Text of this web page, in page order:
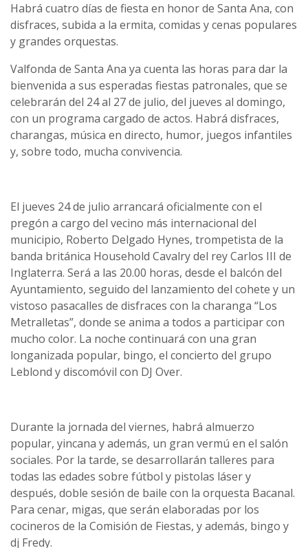
Habrá cuatro días de fiesta en honor de Santa Ana, con
disfraces, subida a la ermita, comidas y cenas populares
y grandes orquestas.
Valfonda de Santa Ana ya cuenta las horas para dar la
bienvenida a sus esperadas fiestas patronales, que se
celebrarán del 24 al 27 de julio, del jueves al domingo,
con un programa cargado de actos. Habrá disfraces,
charangas, música en directo, humor, juegos infantiles
y, sobre todo, mucha convivencia.
El jueves 24 de julio arrancará oficialmente con el
pregón a cargo del vecino más internacional del
municipio, Roberto Delgado Hynes, trompetista de la
banda británica Household Cavalry del rey Carlos III de
Inglaterra. Será a las 20.00 horas, desde el balcón del
Ayuntamiento, seguido del lanzamiento del cohete y un
vistoso pasacalles de disfraces con la charanga “Los
Metralletas”, donde se anima a todos a participar con
mucho color. La noche continuará con una gran
longanizada popular, bingo, el concierto del grupo
Leblond y discomóvil con DJ Over.
Durante la jornada del viernes, habrá almuerzo
popular, yincana y además, un gran vermú en el salón
sociales. Por la tarde, se desarrollarán talleres para
todas las edades sobre fútbol y pistolas láser y
después, doble sesión de baile con la orquesta Bacanal.
Para cenar, migas, que serán elaboradas por los
cocineros de la Comisión de Fiestas, y además, bingo y
dj Fredy.